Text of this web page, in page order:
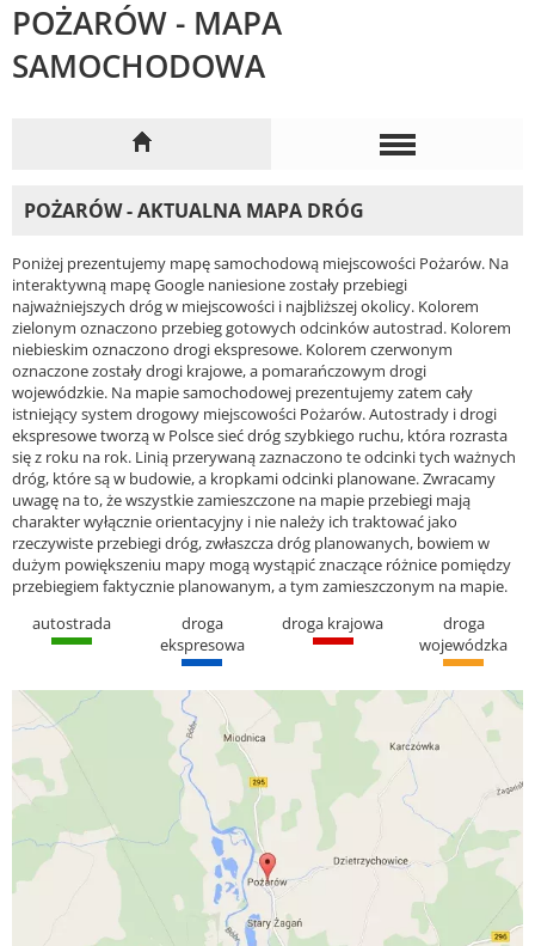
POŻARÓW - MAPA
SAMOCHODOWA
POŻARÓW - AKTUALNA MAPA DRÓG
Poniżej prezentujemy mapę samochodową miejscowości Pożarów. Na
interaktywną mapę Google naniesione zostały przebiegi
najważniejszych dróg w miejscowości i najbliższej okolicy. Kolorem
zielonym oznaczono przebieg gotowych odcinków autostrad. Kolorem
niebieskim oznaczono drogi ekspresowe. Kolorem czerwonym
oznaczone zostały drogi krajowe, a pomarańczowym drogi
wojewódzkie. Na mapie samochodowej prezentujemy zatem cały
istniejący system drogowy miejscowości Pożarów. Autostrady i drogi
ekspresowe tworzą w Polsce sieć dróg szybkiego ruchu, która rozrasta
się z roku na rok. Linią przerywaną zaznaczono te odcinki tych ważnych
dróg, które są w budowie, a kropkami odcinki planowane. Zwracamy
uwagę na to, że wszystkie zamieszczone na mapie przebiegi mają
charakter wyłącznie orientacyjny i nie należy ich traktować jako
rzeczywiste przebiegi dróg, zwłaszcza dróg planowanych, bowiem w
dużym powiększeniu mapy mogą wystąpić znaczące różnice pomiędzy
przebiegiem faktycznie planowanym, a tym zamieszczonym na mapie.
autostrada
droga
ekspresowa
droga krajowa
droga
wojewódzka